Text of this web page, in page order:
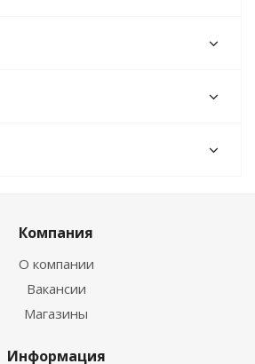
Компания
О компании
Вакансии
Магазины
Информация